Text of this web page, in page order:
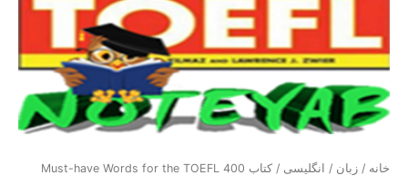
خانه / زبان / انگلیسی / کتاب 400 Must-have Words for the TOEFL